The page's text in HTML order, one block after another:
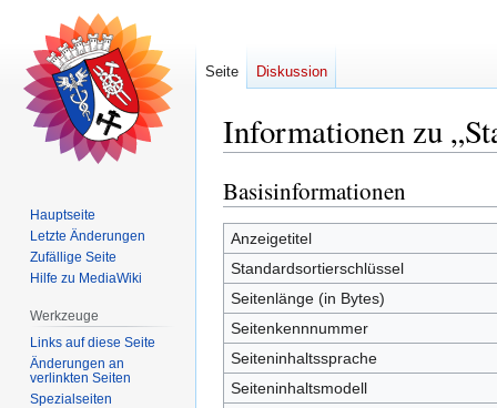
Informationen zu
Zur
Navigation
springen
Zur
Suche
springen
Basisinformationen
Anzeigetitel
Standardsortierschlüssel
Seitenlänge (in Bytes)
Seitenkennnummer
Seiteninhaltssprache
Seiteninhaltsmodell
Seite Diskussion
Hauptseite
Letzte Änderungen
Zufällige Seite
Hilfe zu MediaWiki
Werkzeuge
Links auf diese Seite
Änderungen an
verlinkten Seiten
Spezialseiten